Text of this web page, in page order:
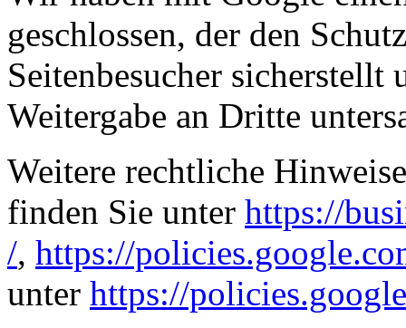
geschlossen, der den
Seitenbesucher sicherstellt
Weitergabe an Dritte
Weitere rechtliche
finden Sie unter https://
/, https://
unter https://